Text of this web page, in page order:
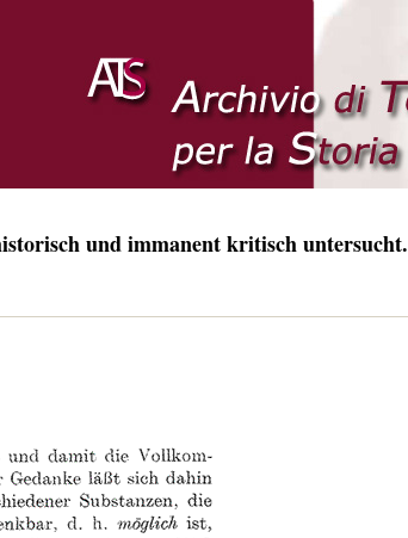
und immanent kritisch untersucht.